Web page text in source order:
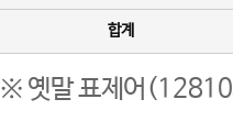
합계
※ 옛말 표제어(12810